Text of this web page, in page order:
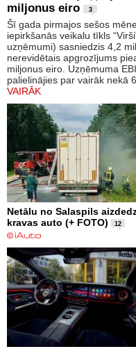
miljonus eiro
3
Šī gada pirmajos sešos
iepirkšanās veikalu tīkls
uzņēmumi) sasniedzis 4,2
nerevidētais apgrozījums
miljonus eiro. Uzņēmuma
palielinājies par vairāk nekā
VAIRĀK
Netālu no Salaspils
kravas auto (+ FOTO)
12